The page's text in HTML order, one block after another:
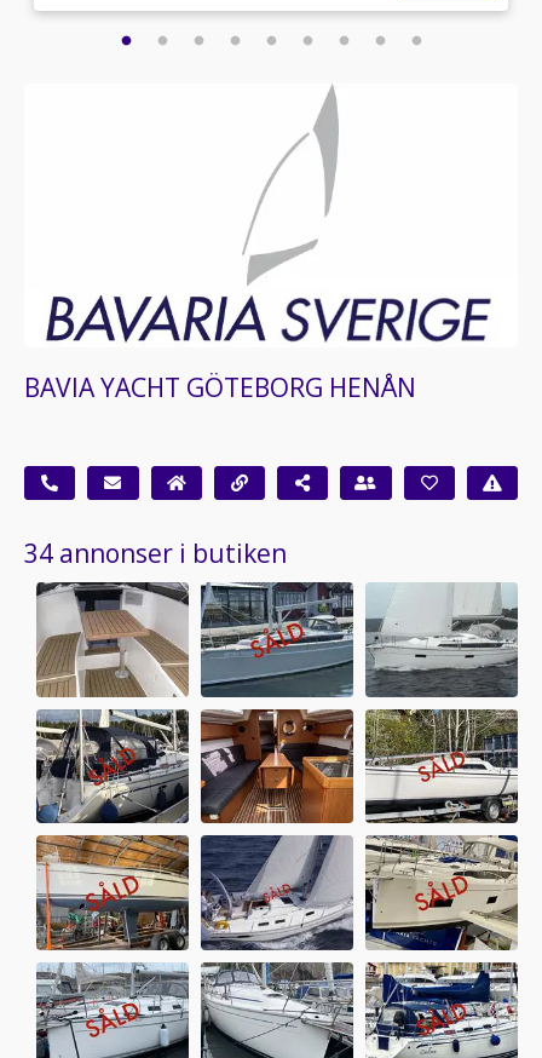
BAVIA YACHT GÖTEBORG HENÅN
34 annonser i butiken